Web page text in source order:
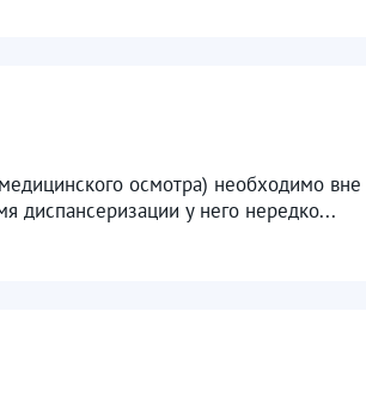
осмотра) необходимо вне
диспансеризации у него нередко...